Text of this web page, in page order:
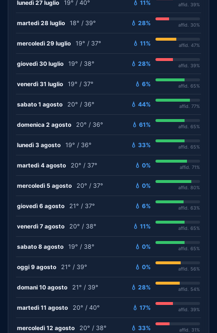
lunedì 27 luglio 19° / 40° 💧 11% affid. 39%
martedì 28 luglio 18° / 39° 💧 28% affid. 30%
mercoledì 29 luglio 19° / 37° 💧 11% affid. 47%
giovedì 30 luglio 19° / 38° 💧 28% affid. 39%
venerdì 31 luglio 19° / 37° 💧 6% affid. 65%
sabato 1 agosto 20° / 36° 💧 44% affid. 77%
domenica 2 agosto 20° / 36° 💧 61% affid. 65%
lunedì 3 agosto 19° / 36° 💧 33% affid. 65%
martedì 4 agosto 20° / 37° 💧 0% affid. 71%
mercoledì 5 agosto 20° / 37° 💧 0% affid. 80%
giovedì 6 agosto 21° / 37° 💧 6% affid. 63%
venerdì 7 agosto 20° / 38° 💧 11% affid. 65%
sabato 8 agosto 19° / 38° 💧 0% affid. 65%
oggi 9 agosto 21° / 39° 💧 0% affid. 56%
domani 10 agosto 21° / 39° 💧 28% affid. 54%
martedì 11 agosto 20° / 40° 💧 17% affid. 39%
mercoledì 12 agosto 20° / 38° 💧 33% affid. 31%